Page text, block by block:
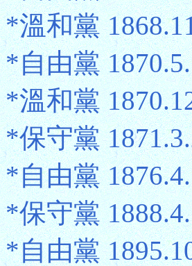
*溫和黨
*自由黨
*溫和黨
*保守黨
*自由黨
*保守黨
*自由黨